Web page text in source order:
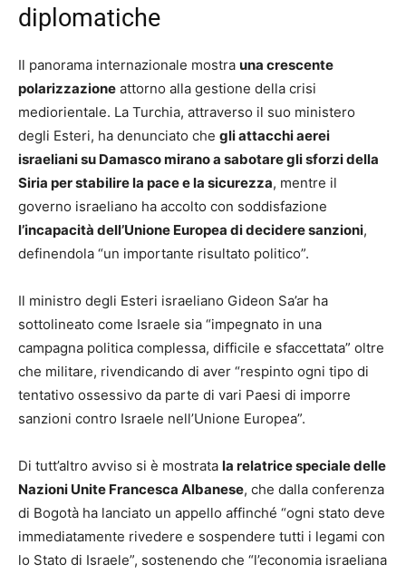
diplomatiche
Il panorama internazionale mostra una crescente
polarizzazione attorno alla gestione della crisi
mediorientale. La Turchia, attraverso il suo ministero
degli Esteri, ha denunciato che gli attacchi aerei
israeliani su Damasco mirano a sabotare gli sforzi della
Siria per stabilire la pace e la sicurezza, mentre il
governo israeliano ha accolto con soddisfazione
l’incapacità dell’Unione Europea di decidere sanzioni,
definendola “un importante risultato politico”.
Il ministro degli Esteri israeliano Gideon Sa’ar ha
sottolineato come Israele sia “impegnato in una
campagna politica complessa, difficile e sfaccettata” oltre
che militare, rivendicando di aver “respinto ogni tipo di
tentativo ossessivo da parte di vari Paesi di imporre
sanzioni contro Israele nell’Unione Europea”.
Di tutt’altro avviso si è mostrata la relatrice speciale delle
Nazioni Unite Francesca Albanese, che dalla conferenza
di Bogotà ha lanciato un appello affinché “ogni stato deve
immediatamente rivedere e sospendere tutti i legami con
lo Stato di Israele”, sostenendo che “l’economia israeliana